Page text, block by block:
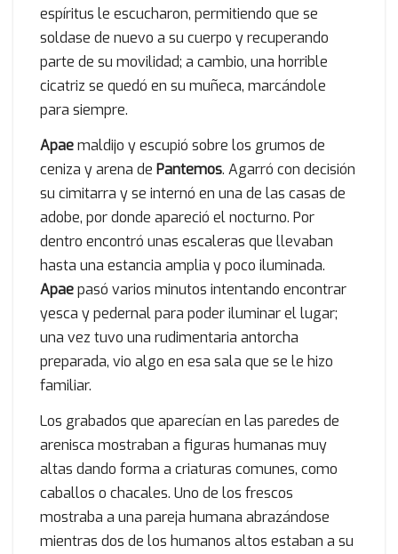
espíritus le escucharon, permitiendo que se
soldase de nuevo a su cuerpo y recuperando
parte de su movilidad; a cambio, una horrible
cicatriz se quedó en su muñeca, marcándole
para siempre.
Apaemaldijo y escupió sobre los grumos de
ceniza y arena de Pantemos. Agarró con decisión
su cimitarra y se internó en una de las casas de
adobe, por donde apareció el nocturno. Por
dentro encontró unas escaleras que llevaban
hasta una estancia amplia y poco iluminada.
Apaepasó varios minutos intentando encontrar
yesca y pedernal para poder iluminar el lugar;
una vez tuvo una rudimentaria antorcha
preparada, vio algo en esa sala que se le hizo
familiar.
Los grabados que aparecían en las paredes de
arenisca mostraban a figuras humanas muy
altas dando forma a criaturas comunes, como
caballos o chacales. Uno de los frescos
mostraba a una pareja humana abrazándose
mientras dos de los humanos altos estaban a su